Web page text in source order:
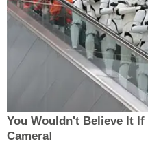
You Wouldn't Believe It
Camera!